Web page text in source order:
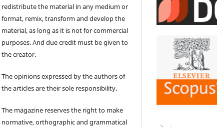
redistribute the material in any medium or
format, remix, transform and develop the
material, as long as it is not for commercial
purposes. And due credit must be given to
the creator.
The opinions expressed by the authors of
the articles are their sole responsibility.
The magazine reserves the right to make
normative, orthographic and grammatical